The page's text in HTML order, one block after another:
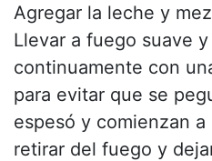
Agregar la leche y
Llevar a fuego suave
continuamente con
para evitar que se
espesó y comienzan
retirar del fuego y